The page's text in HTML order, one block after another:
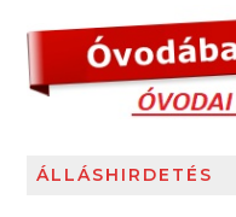
ÁLLÁSHIRDETÉS